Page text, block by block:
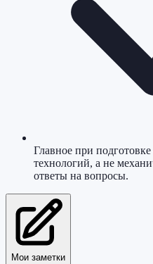
Главное при
технологий, а не
ответы на вопросы.
Мои заметки